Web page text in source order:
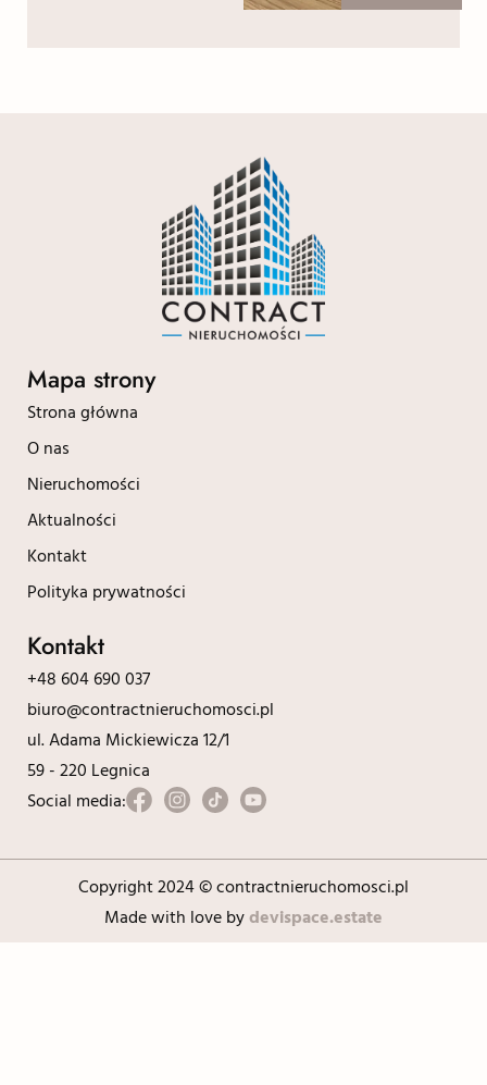
Mapa strony
Strona główna
O nas
Nieruchomości
Aktualności
Kontakt
Polityka prywatności
Kontakt
+48 604 690 037
biuro@contractnieruchomosci.pl
ul. Adama Mickiewicza 12/1
59 - 220 Legnica
Social media:
Copyright 2024 © contractnieruchomosci.pl
Made with love bydevispace.estate